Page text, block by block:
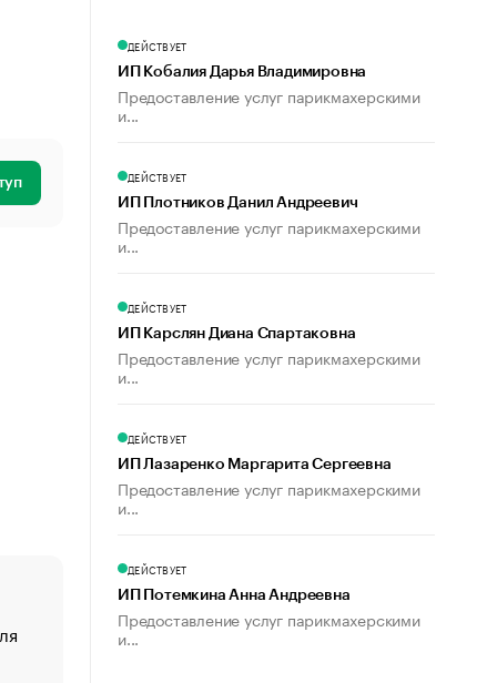
«От спорта тело стареет иначе». Как живет глава
создавшей GTA
ДЕЙСТВУЕТ
ИП Кобалия Дарья Владимировна
Предоставление услуг парикмахерскими
и...
ДЕЙСТВУЕТ
ИП Плотников Данил Андреевич
Предоставление услуг парикмахерскими
и...
ДЕЙСТВУЕТ
ИП Карслян Диана Спартаковна
Предоставление услуг парикмахерскими
и...
ДЕЙСТВУЕТ
ИП Лазаренко Маргарита Сергеевна
Предоставление услуг парикмахерскими
и...
ДЕЙСТВУЕТ
ИП Потемкина Анна Андреевна
Предоставление услуг парикмахерскими
и...